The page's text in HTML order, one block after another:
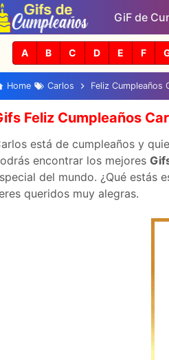
GiF de
A B C D E F
Home Carlos Feliz Cumpleaños
Feliz Cumpleaños
está de cumpleaños y
encontrar los mejores
del mundo. ¿Qué estás
queridos muy alegras.